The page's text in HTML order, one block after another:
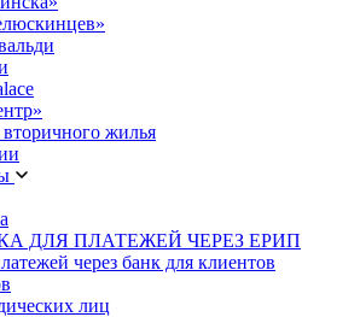
жилья
ДЛЯ ПЛАТЕЖЕЙ ЧЕРЕЗ ЕРИП
через банк для клиентов
лиц